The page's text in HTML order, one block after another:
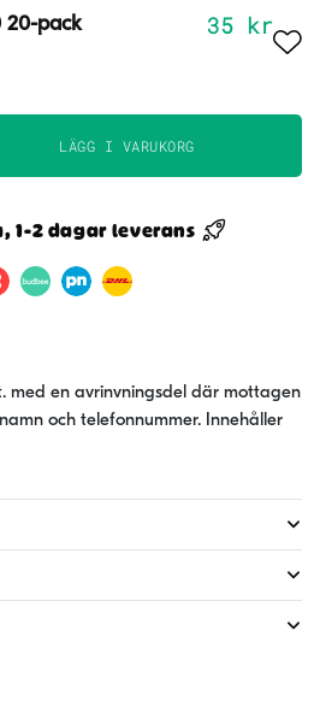
20-pack 35 kr
LÄGG I VARUKORG
1-2 dagar leverans
med en avrinvningsdel där mottagen
och telefonnummer. Innehåller